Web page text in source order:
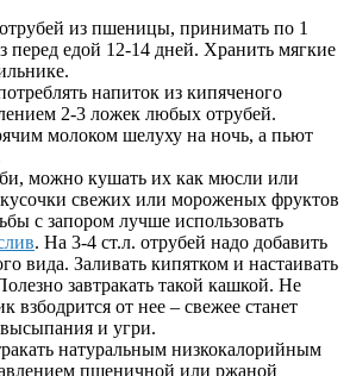
из пшеницы, принимать по 1
перед едой 12-14 дней. Хранить мягкие
напиток из кипяченого
2-3 ложек любых отрубей.
молоком шелуху на ночь, а пьют
можно кушать их как мюсли или
свежих или мороженых фруктов
с запором лучше использовать
. На 3-4 ст.л. отрубей надо добавить
вида. Заливать кипятком и настаивать
завтракать такой кашкой. Не
взбодрится от нее – свежее станет
и угри.
натуральным низкокалорийным
пшеничной или ржаной